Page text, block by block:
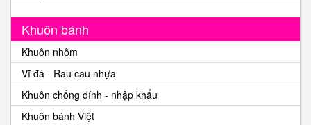
Khuôn bánh
Khuôn nhôm
Vĩ đá - Rau cau nhựa
Khuôn chống dính - nhập khẩu
Khuôn bánh Việt